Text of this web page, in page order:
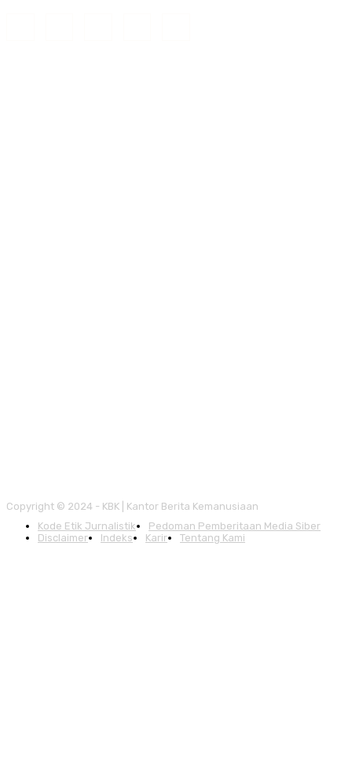
Copyright © 2024 - KBK | Kantor Berita Kemanusiaan
Kode Etik Jurnalistik
Pedoman Pemberitaan Media Siber
Disclaimer
Indeks Karir Tentang Kami